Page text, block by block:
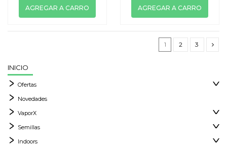
AGREGAR A CARRO AGREGAR A CARRO
1 2 3
INICIO
Ofertas
Novedades
VaporX
Semillas
Indoors